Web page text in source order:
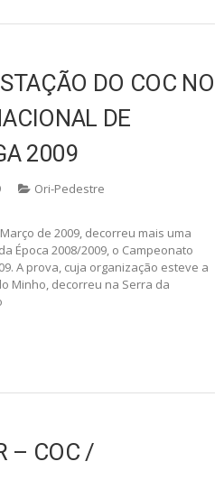
DO COC NO
DE
2009
Ori-Pedestre
de 2009, decorreu mais uma
Época 2008/2009, o Campeonato
A prova, cuja organização esteve a
Minho, decorreu na Serra da
– COC /